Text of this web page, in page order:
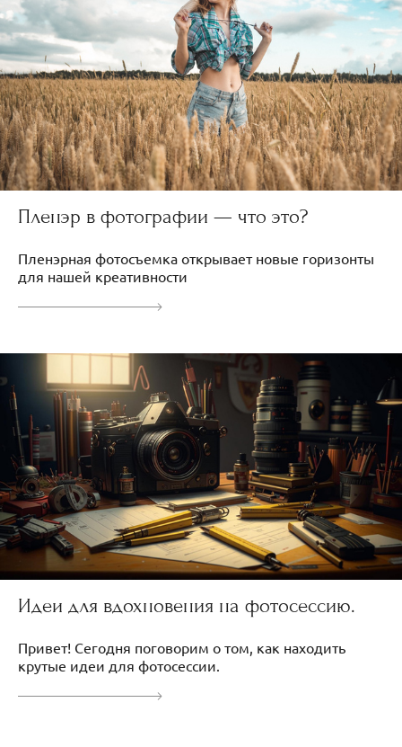
Пленэр в фотографии — что это?
Пленэрная фотосъемка открывает новые горизонты
для нашей креативности
Идеи для вдохновения на фотосессию.
Привет! Сегодня поговорим о том, как находить
крутые идеи для фотосессии.